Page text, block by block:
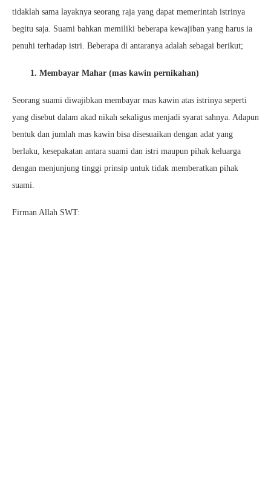
tidaklah sama layaknya seorang raja yang dapat memerintah istrinya
begitu saja. Suami bahkan memiliki beberapa kewajiban yang harus ia
penuhi terhadap istri. Beberapa di antaranya adalah sebagai berikut;
1. Membayar Mahar (mas kawin pernikahan)
Seorang suami diwajibkan membayar mas kawin atas istrinya seperti
yang disebut dalam akad nikah sekaligus menjadi syarat sahnya. Adapun
bentuk dan jumlah mas kawin bisa disesuaikan dengan adat yang
berlaku, kesepakatan antara suami dan istri maupun pihak keluarga
dengan menjunjung tinggi prinsip untuk tidak memberatkan pihak
suami.
Firman Allah SWT: